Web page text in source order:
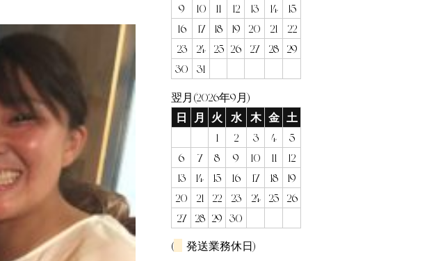
9
10 11 12 13 14
15
16
17 18 19 20 21
22
23
24 25 26 27 28
29
30
31
翌月(2026年9月)
日
月 火 水 木 金 土
1
2 3 4
5
6
7 8 9 10 11
12
13
14 15 16 17 18
19
20
21 22 23 24 25
26
27
28 29 30
( 発送業務休日)